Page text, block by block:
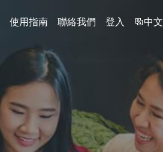
使用指南 聯絡我們 登入 中文